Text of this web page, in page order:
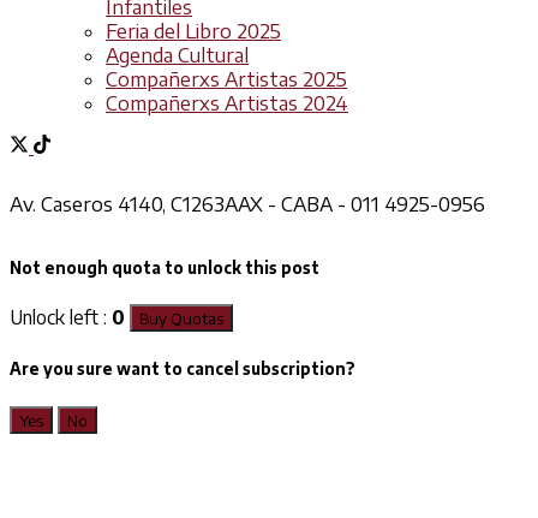
Infantiles
Feria del Libro 2025
Agenda Cultural
Compañerxs Artistas 2025
Compañerxs Artistas 2024
Av. Caseros 4140, C1263AAX - CABA - 011 4925-0956
Not enough quota to unlock this post
Unlock left : 0 Buy Quotas
Are you sure want to cancel subscription?
Yes No